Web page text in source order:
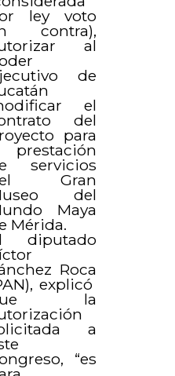
ley voto
contra),
al
de
el
del
para
prestación
servicios
Gran
del
Maya
Mérida.
diputado
Roca
explicó
la
a
“es